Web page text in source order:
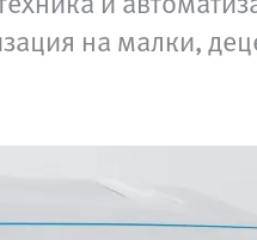
на малки,